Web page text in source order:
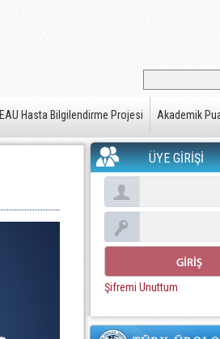
EAU Hasta Bilgilendirme Projesi Akademik
ÜYE GİRİŞİ
Şifremi Unuttum